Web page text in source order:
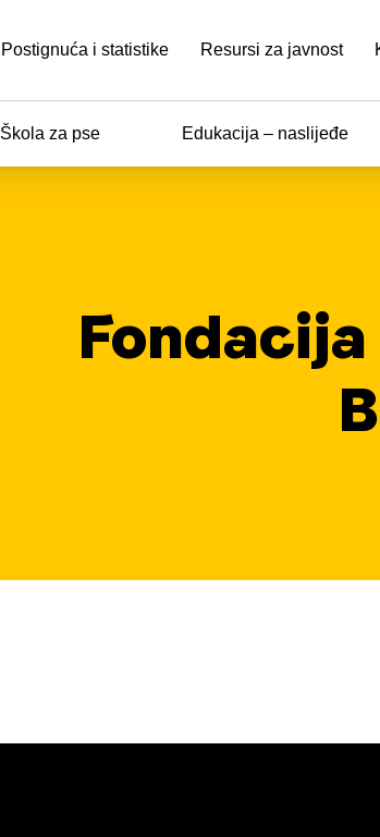
Postignuća i statistike Resursi za javnost
Škola za pse Edukacija – naslijeđe